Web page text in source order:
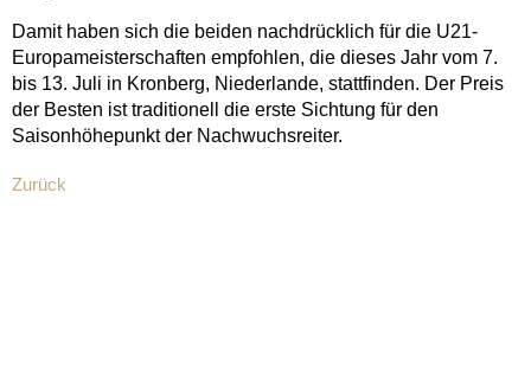
Damit haben sich die beiden nachdrücklich für die U21-
Europameisterschaften empfohlen, die dieses Jahr vom 7.
bis 13. Juli in Kronberg, Niederlande, stattfinden. Der Preis
der Besten ist traditionell die erste Sichtung für den
Saisonhöhepunkt der Nachwuchsreiter.
Zurück